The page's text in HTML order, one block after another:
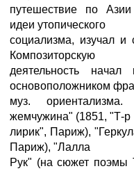
путешествие по
идеи утопического
социализма, изучал и
Композиторскую
деятельность
основоположником
муз.
жемчужина" (1851, "Т-р
лирик", Париж),
Париж), "Лалла
Рук" (на сюжет поэмы